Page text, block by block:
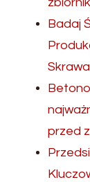
Badaj
przed